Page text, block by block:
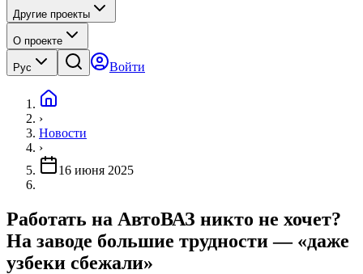
Другие проекты
О проекте
Рус Войти
›
Новости
›
16 июня 2025
Работать на АвтоВАЗ никто не хочет?
На заводе большие трудности — «даже
узбеки сбежали»